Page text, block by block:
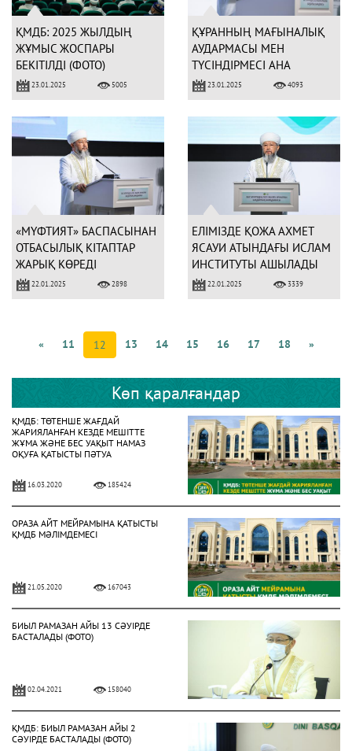
ҚМДБ: 2025 ЖЫЛДЫҢ
ЖҰМЫС ЖОСПАРЫ
БЕКІТІЛДІ (ФОТО)
23.01.2025 5005
ҚҰРАННЫҢ МАҒЫНАЛЫҚ
АУДАРМАСЫ МЕН
ТҮСІНДІРМЕСІ АНА
ТІЛІМІЗДЕ ӘЗІРЛЕНЕДІ
23.01.2025 4093
«МҮФТИЯТ» БАСПАСЫНАН
ОТБАСЫЛЫҚ КІТАПТАР
ЖАРЫҚ КӨРЕДІ
22.01.2025 2898
ЕЛІМІЗДЕ ҚОЖА АХМЕТ
ЯСАУИ АТЫНДАҒЫ ИСЛАМ
ИНСТИТУТЫ АШЫЛАДЫ
22.01.2025 3339
« 11 12 13 14 15 16 17 18 »
Көп қаралғандар
ҚМДБ: ТӨТЕНШЕ ЖАҒДАЙ
ЖАРИЯЛАНҒАН КЕЗДЕ МЕШІТТЕ
ЖҰМА ЖӘНЕ БЕС УАҚЫТ НАМАЗ
ОҚУҒА ҚАТЫСТЫ ПӘТУА
16.03.2020 185424
ОРАЗА АЙТ МЕЙРАМЫНА ҚАТЫСТЫ
ҚМДБ МӘЛІМДЕМЕСІ
21.05.2020 167043
БИЫЛ РАМАЗАН АЙЫ 13 СӘУІРДЕ
БАСТАЛАДЫ (ФОТО)
02.04.2021 158040
ҚМДБ: БИЫЛ РАМАЗАН АЙЫ 2
СӘУІРДЕ БАСТАЛАДЫ (ФОТО)